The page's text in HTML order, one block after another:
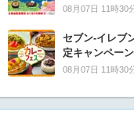
08月07日 11時30
セブン‐イレブ
定キャンペー
08月07日 11時30